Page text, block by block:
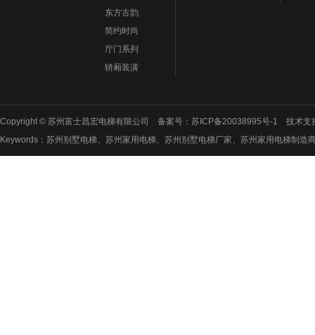
东方古韵
简约时尚
厅门系列
轿厢装潢
Copyright © 苏州富士昌宏电梯有限公司 备案号： 苏ICP备20038995号-1 技术支
Keywords：苏州别墅电梯、苏州家用电梯、苏州别墅电梯厂家、苏州家用电梯制造